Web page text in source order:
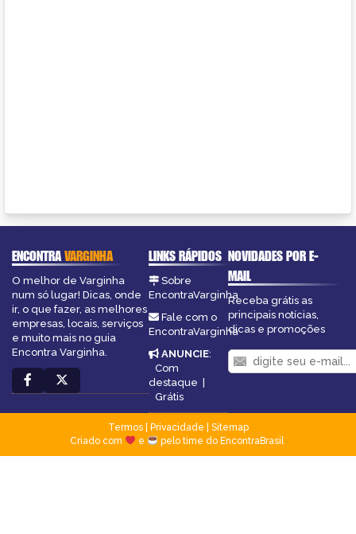
ENCONTRAVARGINHA
O melhor de Varginha
num só lugar! Dicas, onde
ir, o que fazer, as melhores
empresas, locais, serviços
e muito mais no guia
Encontra Varginha.
LINKS RÁPIDOS
Sobre
EncontraVarginha
Fale com o
EncontraVarginha
ANUNCIE:
Com
destaque
Grátis
NOVIDADES POR E-
MAIL
Receba grátis as
principais notícias,
dicas e promoções
Termos| Privacidade
Sitemap
Criado com
e pelo time do EncontraBrasil